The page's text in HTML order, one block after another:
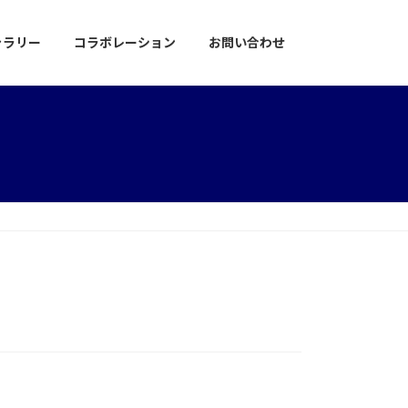
ラリー コラボレーション お問い合わせ